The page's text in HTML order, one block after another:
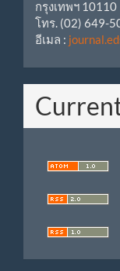
กรุงเทพฯ 10110
โทร. (02) 649-
อีเมล :